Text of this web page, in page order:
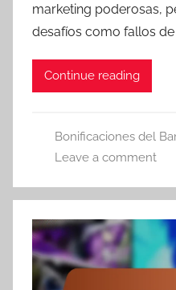
marketing poderosas,
desafíos como fallos
Continue reading
Bonificaciones del
Leave a comment